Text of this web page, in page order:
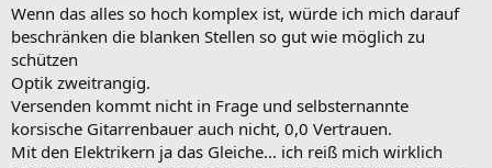
Wenn das alles so hoch komplex ist, würde ich mich darauf
beschränken die blanken Stellen so gut wie möglich zu
schützen
Optik zweitrangig.
Versenden kommt nicht in Frage und selbsternannte
korsische Gitarrenbauer auch nicht, 0,0 Vertrauen.
Mit den Elektrikern ja das Gleiche... ich reiß mich wirklich